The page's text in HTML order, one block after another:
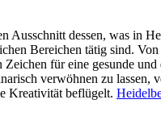
Ausschnitt dessen, was in
Bereichen tätig sind.
für eine gesunde und
verwöhnen zu lassen,
Kreativität beflügelt.